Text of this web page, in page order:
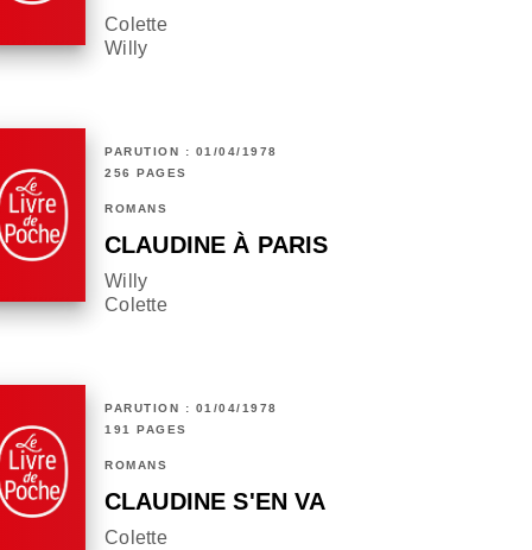
Colette
Willy
PARUTION : 01/04/1978
256 PAGES
ROMANS
CLAUDINE À PARIS
Willy
Colette
PARUTION : 01/04/1978
191 PAGES
ROMANS
CLAUDINE S'EN VA
Colette